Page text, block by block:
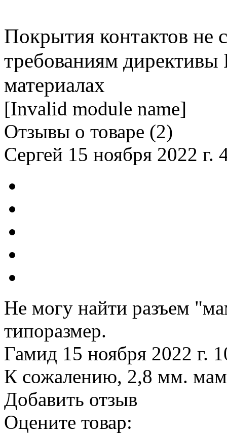
Покрытия контактов не
требованиям
материалах
[Invalid module name]
Отзывы о товаре (2)
Сергей 15 ноября 2022 г.
Не могу найти разъем
типоразмер.
Гамид 15 ноября 2022 г.
К сожалению, 2,8 мм. мам
Добавить отзыв
Оцените товар: